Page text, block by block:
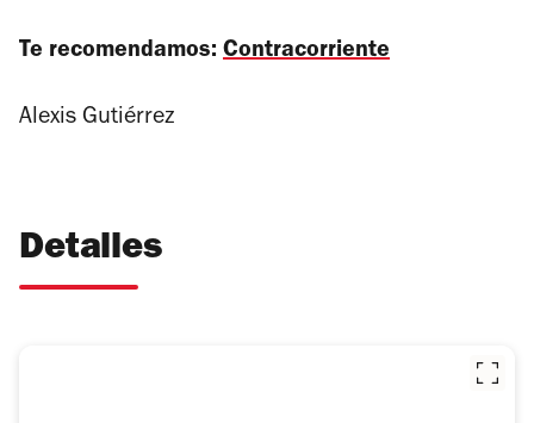
Te recomendamos: Contracorriente
Alexis Gutiérrez
Detalles